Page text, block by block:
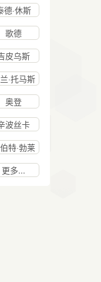
德·休斯
歌德
皮乌斯
·托马斯
奥登
波丝卡
特·勃莱
更多...